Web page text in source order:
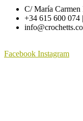
C/ María Carmen
+34 615 600 074
Facebook Instagram